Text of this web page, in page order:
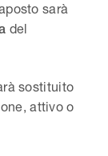
sarà
del
sostituito
attivo o